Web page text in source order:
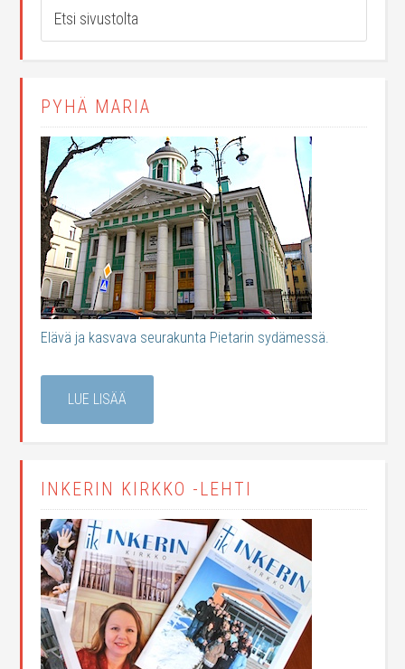
PYHÄ MARIA
Elävä ja kasvava seurakunta Pietarin sydämessä.
LUE LISÄÄ
INKERIN KIRKKO -LEHTI